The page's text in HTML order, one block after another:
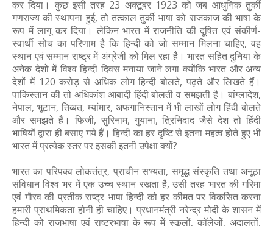
कर दिया। कुछ इसी तरह 23 अक्टूबर 1923 को जब आधुनिक तुर्की
गणराज्य की स्थापना हुई, तो तत्काल तुर्की भाषा को राजकाज की भाषा के
रूप में लागू कर दिया। लेकिन भारत में राजनीति की दूषित एवं संकीर्ण-
स्वार्थी सोच का परिणाम है कि हिन्दी को जो सम्मान मिलना चाहिए, वह
स्थान एवं सम्मान राष्ट्र में अंग्रेजी को मिल रहा है। भारत सहित दुनिया के
अनेक देशों में विश्व हिन्दी दिवस मनाया जाने लगा क्योंकि भारत और अन्य
देशों में 120 करोड़ से अधिक लोग हिन्दी बोलते, पढ़ते और लिखते हैं।
पाकिस्तान की तो अधिकांश आबादी हिंदी बोलती व समझती है। बांग्लादेश,
नेपाल, भूटान, तिब्बत, म्यांमार, अफगानिस्तान में भी लाखों लोग हिंदी बोलते
और समझते हैं। फिजी, सुरिनाम, गुयाना, त्रिनिदाद जैसे देश तो हिंदी
भाषियों द्वारा ही बसाए गये हैं। हिन्दी का हर दृष्टि से इतना महत्व होते हुए भी
भारत में प्रत्येक स्तर पर इसकी इतनी उपेक्षा क्यों?
भारत का परिपक्व लोकतंत्र, प्राचीन सभ्यता, समृद्ध संस्कृति तथा अनूठा
संविधान विश्व भर में एक उच्च स्थान रखता है, उसी तरह भारत की गरिमा
एवं गौरव की प्रतीक राष्ट्र भाषा हिन्दी को हर कीमत पर विकसित करना
हमारी प्राथमिकता होनी ही चाहिए। प्रधानमंत्री नरेन्द्र मोदी के शासन में
हिन्दी को राजभाषा एवं राष्ट्रभाषा के रूप में स्कूलों, कॉलेजों, अदालतों,